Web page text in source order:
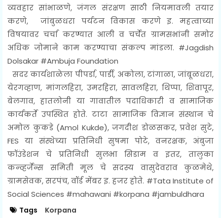
व्यवहार सांभाळणे, जंगल संरक्षण साठी नियमावली तयार
करणे, जांबुळधरा पर्यटन विकास करणे इ. महत्वाच्या
विषयावर चर्चा करण्यात आली व चर्चेत ग्रामसभांनी समोर
अधिक जोमाने काम करण्याचा संकल्प मांडला. #Jagdish
Dolsakar #Ambuja Foundation
सदरकार्यशाळेला पीपर्डा, पार्डी, अकोला, टांगाळा, जांबूळधरा,
येरगव्हाण, मांगलहिरा, उमरहिरा, सावलहिरा, थिप्पा, शिवापूर,
बेलगाव, हातलोनी या गावातील पदाधिकारी व सामाजिक
कार्यकर्ते उपस्थित होते. टाटा सामाजिक विज्ञान संस्थान चे
अमोल कुकडे (Amol Kukde), जगदीश डोळसकर, प्रवेश सुटे,
FES या संस्थेच्या प्रतिनिधी सुषमा पोटे, वनरक्षक, अंबुजा
फॉउंडेशन चे प्रतिनिधी सुलभा सिडाम व इतर, तालुका
कन्व्हर्जेन्स समिती मूल चे सदस्य वासुदेवराव कुळमेथे,
ग्रामसेवक, सरपंच, वॉर्ड मेंबर इ. हजर होते. #Tata Institute of
Social Sciences #mahawani #korpana #jambuldhara
Tags Korpana